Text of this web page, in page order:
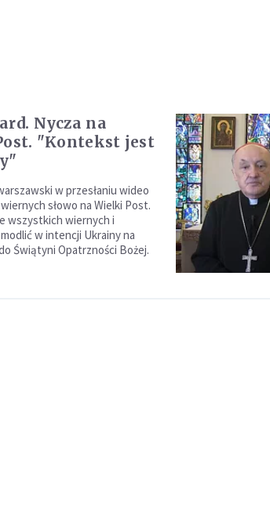
Nycza na
"Kontekst jest
w przesłaniu wideo
słowo na Wielki Post.
wszystkich wiernych i
w intencji Ukrainy na
Świątyni Opatrzności Bożej.